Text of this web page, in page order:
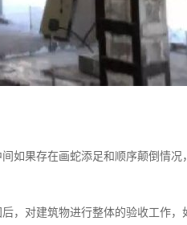
如果存在画蛇添足和顺序颠倒情况
，对建筑物进行整体的验收工作，